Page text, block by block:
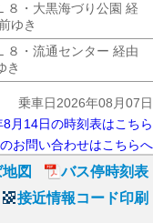
８・大黒海づり公園 経
ゆき
８・流通センター 経由
き
乗車日2026年08月07日
月14日の時刻表はこちら
お問い合わせはこちらへ
図
バス停時刻表
接近情報コード印刷